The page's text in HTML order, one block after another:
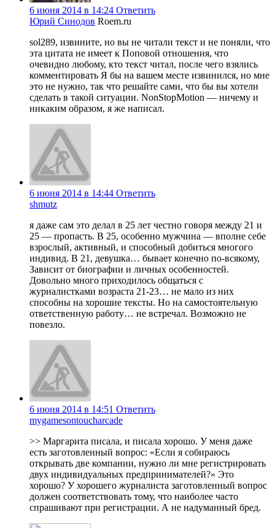
6 июня 2014 в 14:24 Ответить
Юрий Синодов Roem.ru
sol289, извините, но вы не читали текст и не поняли, что
эта цитата не имеет к Поповой отношения, что
очевидно любому, кто текст читал, после чего взялись
комментировать Я бы на вашем месте извинился, но мне
это не нужно, так что решайте сами, что бы вы хотели
сделать в такой ситуации. NonStopMotion — ничему и
никаким образом, я же написал.
6 июня 2014 в 14:44 Ответить
shmutz
я даже сам это делал в 25 лет честно говоря между 21 и
25 — пропасть. В 25, особенно мужчина — вполне себе
взрослый, активный, и способный добиться многого
индивид. В 21, девушка… бывает конечно по-всякому,
Зависит от биографии и личных особенностей.
Довольно много приходилось общаться с
журналистками возраста 21-23… не мало из них
способны на хорошие тексты. Но на самостоятельную
ответственную работу… не встречал. Возможно не
повезло.
6 июня 2014 в 14:51 Ответить
mygamesontoucharcade
>> Маргарита писала, и писала хорошо. У меня даже
есть заготовленный вопрос: «Если я собираюсь
открывать две компании, нужно ли мне регистрировать
двух индивидуальных предпринимателей?» Это
хорошо? У хорошего журналиста заготовленный вопрос
должен соответствовать тому, что наиболее часто
спрашивают при регистрации. А не надуманный бред.